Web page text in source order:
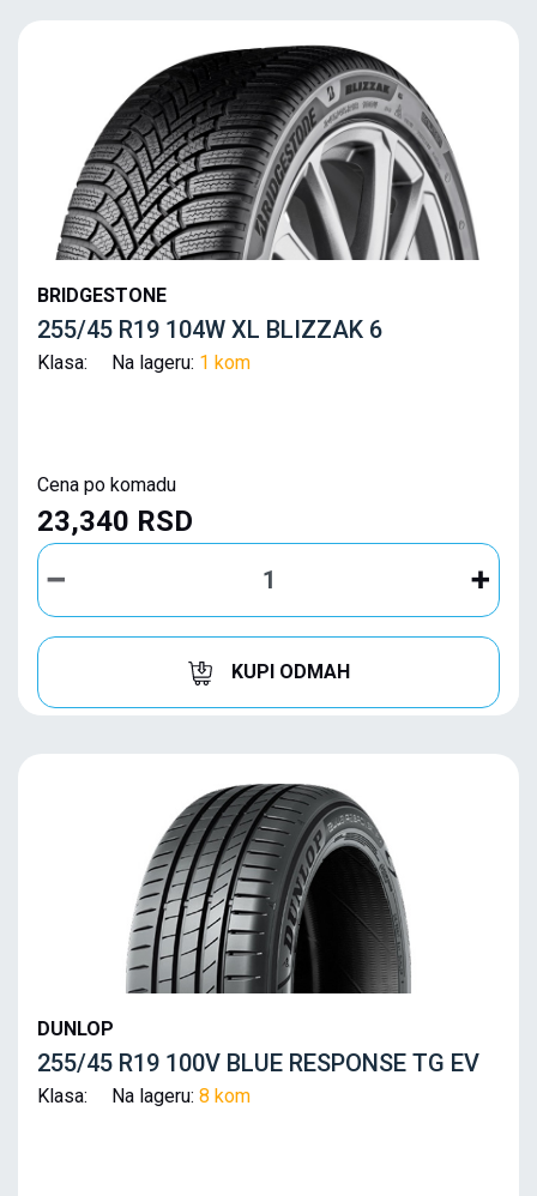
BRIDGESTONE
255/45 R19 104W XL BLIZZAK 6
Klasa: Na lageru: 1 kom
Cena po komadu
23,340 RSD
KUPI ODMAH
DUNLOP
255/45 R19 100V BLUE RESPONSE TG EV
Klasa: Na lageru: 8 kom